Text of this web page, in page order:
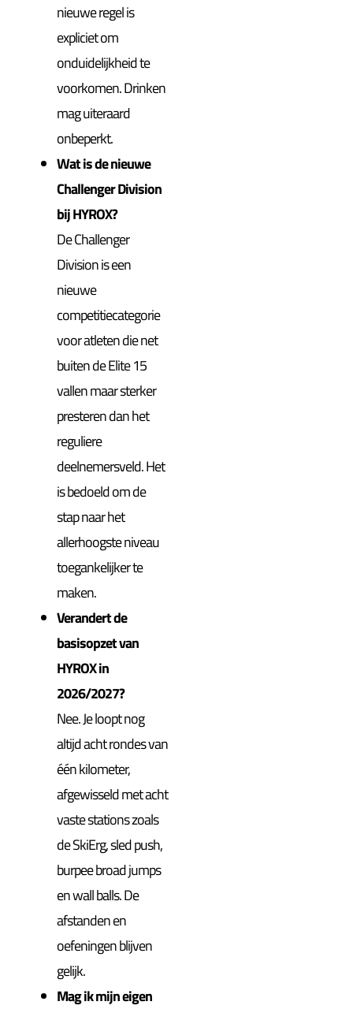
nieuwe regel is
expliciet om
onduidelijkheid te
voorkomen. Drinken
mag uiteraard
onbeperkt.
Wat is de nieuwe
Challenger Division
bij HYROX?
De Challenger
Division is een
nieuwe
competitiecategorie
voor atleten die net
buiten de Elite 15
vallen maar sterker
presteren dan het
reguliere
deelnemersveld. Het
is bedoeld om de
stap naar het
allerhoogste niveau
toegankelijker te
maken.
Verandert de
basisopzet van
HYROX in
2026/2027?
Nee. Je loopt nog
altijd acht rondes van
één kilometer,
afgewisseld met acht
vaste stations zoals
de SkiErg, sled push,
burpee broad jumps
en wall balls. De
afstanden en
oefeningen blijven
gelijk.
Mag ik mijn eigen